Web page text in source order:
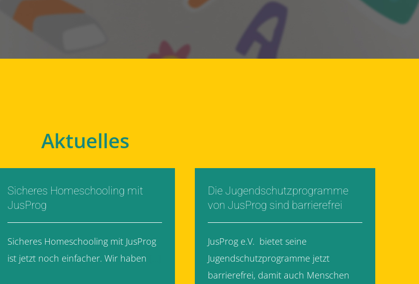
Aktuelles
Sicheres Homeschooling mit
JusProg
Sicheres Homeschooling mit JusProg
ist jetzt noch einfacher. Wir haben
Die Jugendschutzprogramme
von JusProg sind barrierefrei
JusProg e.V. bietet seine
Jugendschutzprogramme jetzt
barrierefrei, damit auch Menschen